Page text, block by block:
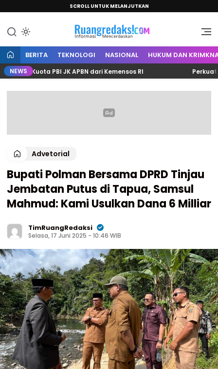
SCROLL UNTUK MELANJUTKAN
Ruang Redaksi
Informasi Mencerdaskan
BERITA TEKNOLOGI NASIONAL HUKUM DAN
NEWS
Kuota PBI JK APBN dari Kemensos RI Perkuat
Advetorial
Bupati Polman Bersama DPRD Tinjau
Jembatan Putus di Tapua, Samsul
Mahmud: Kami Usulkan Dana 6 Milliar
TimRuangRedaksi
Selasa, 17 Juni 2025 - 10:46 WIB